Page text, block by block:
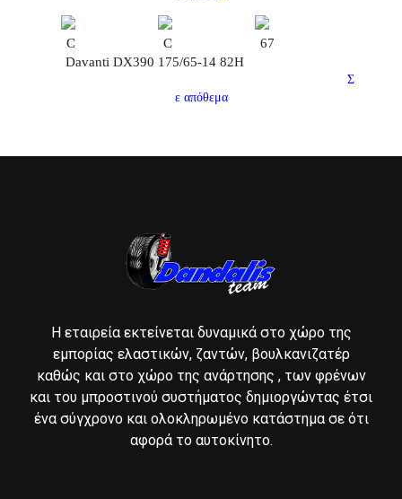
C C
67
Davanti DX390 175/65-14 82H
Σ
ε απόθεμα
Η εταιρεία εκτείνεται δυναμικά στο χώρο της
εμπορίας ελαστικών, ζαντών, βουλκανιζατέρ
καθώς και στο χώρο της ανάρτησης , των φρένων
και του μπροστινού συστήματος δημιοργώντας έτσι
ένα σύγχρονο και ολοκληρωμένο κατάστημα σε ότι
αφορά το αυτοκίνητο.